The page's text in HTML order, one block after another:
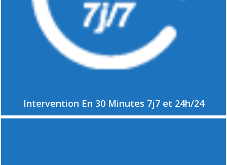
Intervention En 30 Minutes 7j7 et 24h/24